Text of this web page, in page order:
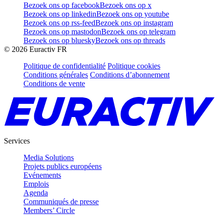
Bezoek ons op facebookBezoek ons op x
Bezoek ons op linkedinBezoek ons op youtube
Bezoek ons op rss-feedBezoek ons op instagram
Bezoek ons op mastodonBezoek ons op telegram
Bezoek ons op blueskyBezoek ons op threads
© 2026 Euractiv FR
Politique de confidentialité Politique cookies
Conditions générales Conditions d’abonnement
Conditions de vente
Services
Media Solutions
Projets publics européens
Evénements
Emplois
Agenda
Communiqués de presse
Members’ Circle